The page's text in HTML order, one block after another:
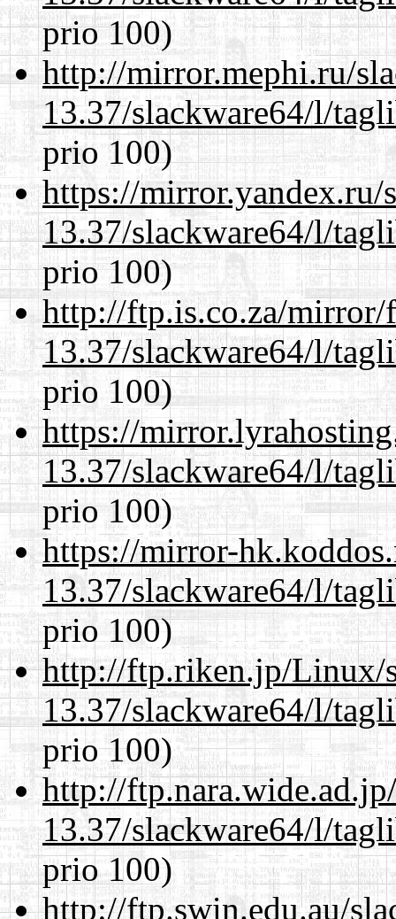
prio 100)
http://mirror.mephi.ru/
13.37/slackware64/l/
prio 100)
https://mirror.yandex.ru/
13.37/slackware64/l/
prio 100)
http://ftp.is.co.za/mirror/
13.37/slackware64/l/
prio 100)
https://
13.37/slackware64/l/
prio 100)
https://mirror-
13.37/slackware64/l/
prio 100)
http://ftp.riken.jp/Linux/
13.37/slackware64/l/
prio 100)
http://
13.37/slackware64/l/
prio 100)
http://ftp.swin.edu.au/